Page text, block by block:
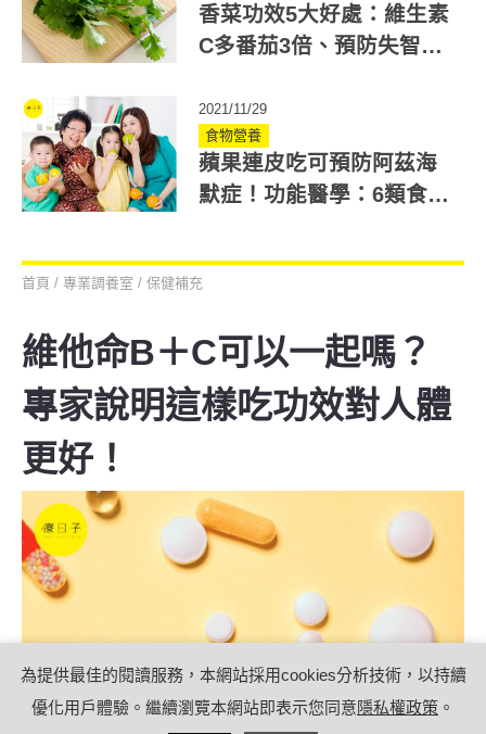
香菜功效5大好處：維生素
C多番茄3倍、預防失智高
2021/11/29
食物營養
蘋果連皮吃可預防阿茲海
默症！功能醫學：6類食物
首頁 / 專業調養室 / 保健補充
維他命B＋C可以一起嗎？
專家說明這樣吃功效對人體
更好！
為提供最佳的閱讀服務，本網站採用cookies分析技術，以持續
優化用戶體驗。繼續瀏覽本網站即表示您同意隱私權政策 。